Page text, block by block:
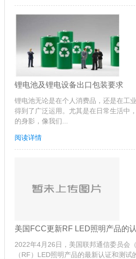
锂电池及锂电设备出口包装要求
锂电池无论是在个人消费品，还是在工
得到了广泛运用。尤其是在日常生活中
的身影，像我们...
阅读详情
美国FCC更新RF LED照明产品的
2022年4月26日，美国联邦通信委员会
（RF）LED照明产品的最新认证和测